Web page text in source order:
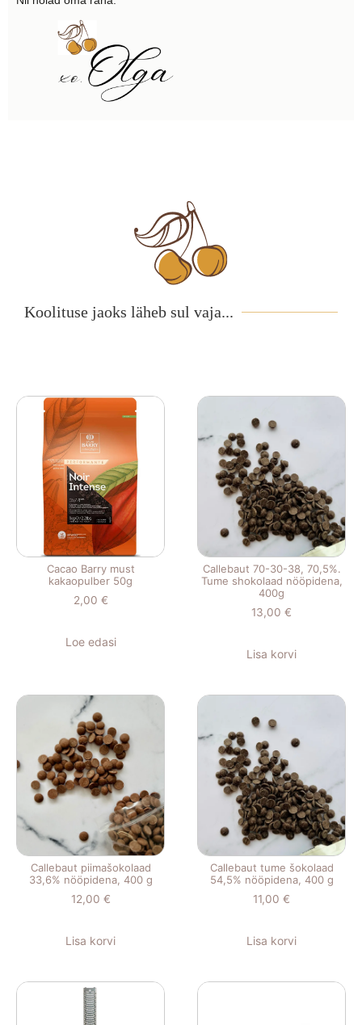
Koolituse jaoks läheb sul vaja...
Cacao Barry must
kakaopulber 50g
2,00 €
Loe edasi
Callebaut 70-30-38, 70,5%.
Tume shokolaad nööpidena,
400g
13,00 €
Lisa korvi
Callebaut piimašokolaad
33,6% nööpidena, 400 g
12,00 €
Lisa korvi
Callebaut tume šokolaad
54,5% nööpidena, 400 g
11,00 €
Lisa korvi